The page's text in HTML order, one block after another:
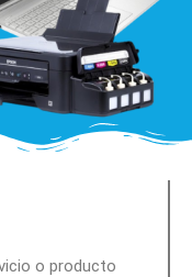
o producto